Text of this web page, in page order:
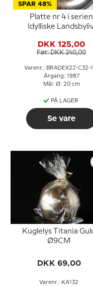
SPAR 48%
Platte nr 4 i serien
Idylliske
DKK 125,00
Før: DKK 240,00
Varenr.: BRADEX22-C32-
Årgang: 1987
Mål: Ø: 20 cm
PÅ LAGER
Se vare
Kuglelys Titania
Ø9CM
DKK 69,00
Varenr.: KA132